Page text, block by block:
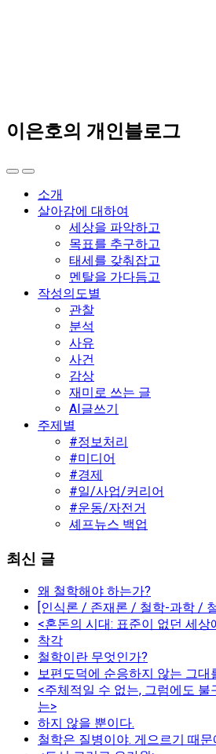
이은호의 개인블로그
소개
살아감에 대하여
세상을 파악하고
목표를 추구하고
태세를 갖춰잡고
멘탈을 가다듬고
작성의도별
관찰
분석
사유
사건
감상
재미로 쓰는 글
AI글쓰기
주제별
#정보처리
#미디어
#경제
#일/사업/커리어
#운동/자전거
셰프뉴스 백업
최신 글
왜 철학해야 하는가?
[인식론 / 존재론 / 철학-과학 /
<혼돈의 시대: 표준이 없던 세상
착각
철학이란 무엇인가?
보편도덕에 순응하지 않는 그대
<주체적일 수 없는, 그럼에도
는>
하지 않을 뿐이다.
철학은 질병이야. 게으르기 때